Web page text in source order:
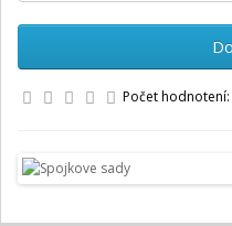
Počet hodnotení: